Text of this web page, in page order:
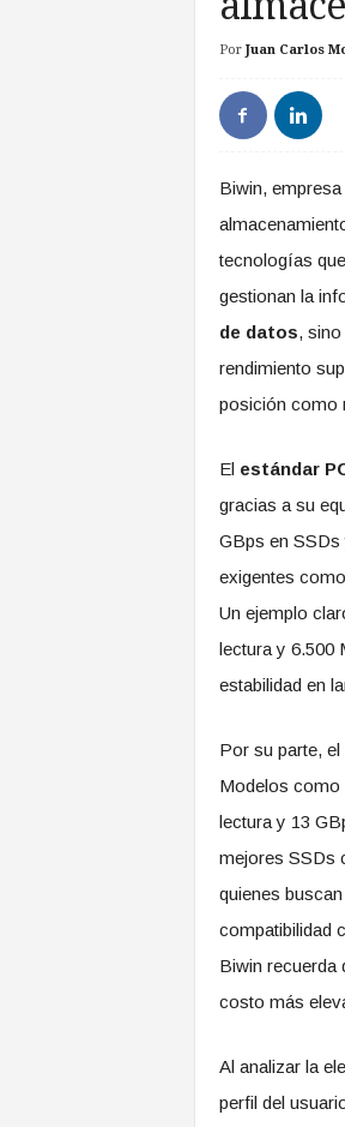
Por Juan Carlos
Biwin,
tecnologías
gestionan la
de datos,
rendimiento
posición como
El estándar
gracias a su
GBps en SSDs
exigentes como
Un ejemplo
lectura y 6.500
estabilidad en
Por su parte, el
Modelos como
lectura y 13
mejores SSDs
quienes
compatibilidad
Biwin recuerda
costo más
Al analizar la
perfil del